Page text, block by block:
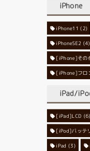
iPhone
iPhone11 (2)
iPhoneSE2 (4)
[iPhone]その
[iPhone]フロ
iPad/
[iPad]LCD (6)
[iPod]バッテ
iPad (3)